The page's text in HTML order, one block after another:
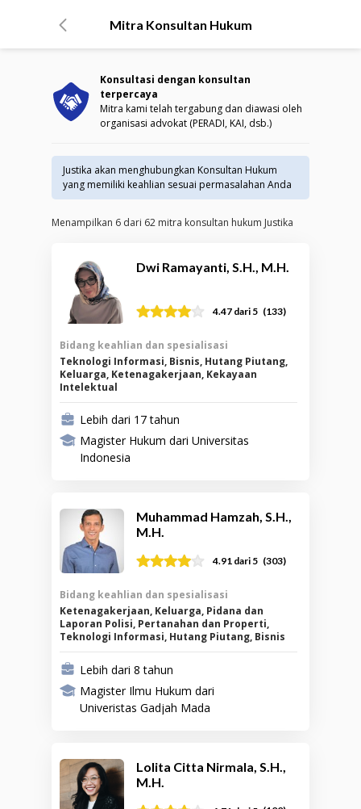
Mitra Konsultan Hukum
Konsultasi dengan konsultan
terpercaya
Mitra kami telah tergabung dan diawasi oleh
organisasi advokat (PERADI, KAI, dsb.)
Justika akan menghubungkan Konsultan Hukum
yang memiliki keahlian sesuai permasalahan Anda
Menampilkan 6 dari 62 mitra konsultan hukum Justika
Dwi Ramayanti, S.H., M.H.
4.47 dari 5 (133)
Bidang keahlian dan spesialisasi
Teknologi Informasi, Bisnis, Hutang Piutang,
Keluarga, Ketenagakerjaan, Kekayaan
Intelektual
Lebih dari 17 tahun
Magister Hukum dari Universitas
Indonesia
Muhammad Hamzah, S.H.,
M.H.
4.91 dari 5 (303)
Bidang keahlian dan spesialisasi
Ketenagakerjaan, Keluarga, Pidana dan
Laporan Polisi, Pertanahan dan Properti,
Teknologi Informasi, Hutang Piutang, Bisnis
Lebih dari 8 tahun
Magister Ilmu Hukum dari
Univeristas Gadjah Mada
Lolita Citta Nirmala, S.H.,
M.H.